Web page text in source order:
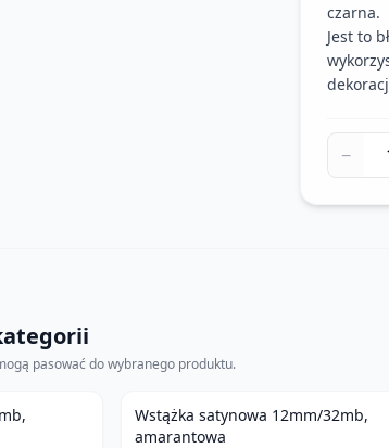
czarna.
Jest to
−
pasować do wybranego produktu.
Wstążka satynowa 12mm/32mb,
amarantowa